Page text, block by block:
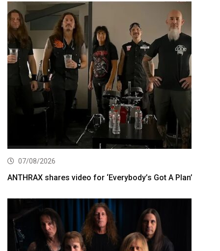
07/08/2026
ANTHRAX shares video for ‘Everybody’s Got A Plan’